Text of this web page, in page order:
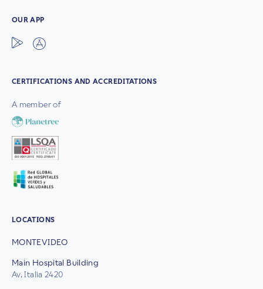
OUR APP
CERTIFICATIONS AND ACCREDITATIONS
A member of
LOCATIONS
MONTEVIDEO
Main Hospital Building
Av. Italia 2420